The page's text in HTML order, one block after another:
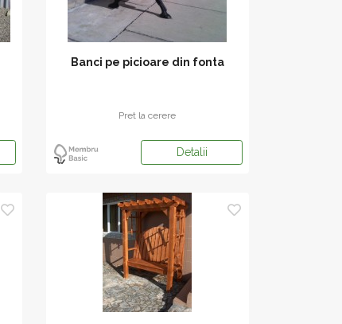
Banci pe picioare din fonta
Pret la cerere
Detalii